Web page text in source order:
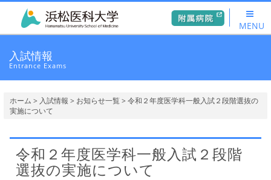
MENU
入試情報
Entrance Exams
ホーム > 入試情報 > お知らせ一覧> 令和２年度医学科一般入試２段階選抜の
実施について
令和２年度医学科一般入試２段階
選抜の実施について